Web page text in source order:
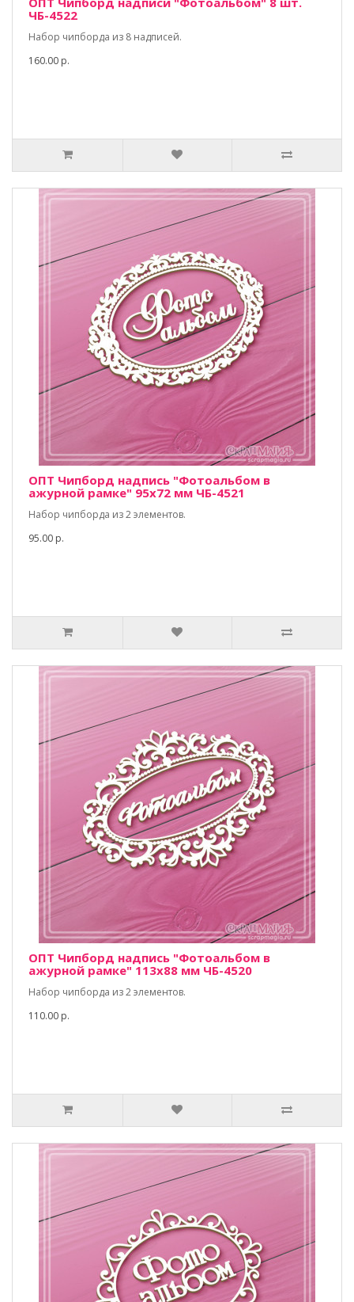
ЧБ-4522
Набор чипборда из 8 надписей.
160.00 р.
ОПТ Чипборд надпись "Фотоальбом в
ажурной рамке" 95х72 мм ЧБ-4521
Набор чипборда из 2 элементов.
95.00 р.
ОПТ Чипборд надпись "Фотоальбом в
ажурной рамке" 113х88 мм ЧБ-4520
Набор чипборда из 2 элементов.
110.00 р.